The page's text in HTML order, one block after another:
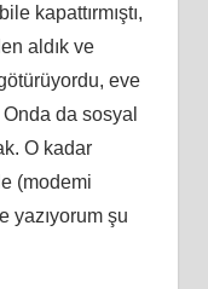
kapattırmıştı,
aldık ve
eve
da sosyal
O kadar
(modemi
yazıyorum şu